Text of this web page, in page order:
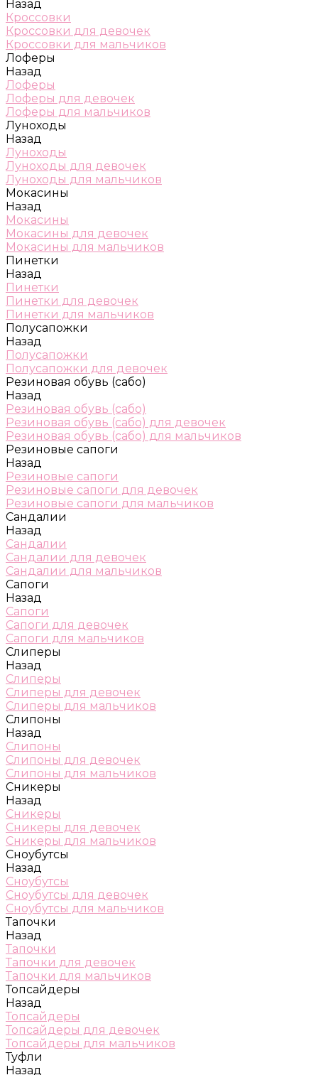
Назад
Кроссовки
Кроссовки для девочек
Кроссовки для мальчиков
Лоферы
Назад
Лоферы
Лоферы для девочек
Лоферы для мальчиков
Луноходы
Назад
Луноходы
Луноходы для девочек
Луноходы для мальчиков
Мокасины
Назад
Мокасины
Мокасины для девочек
Мокасины для мальчиков
Пинетки
Назад
Пинетки
Пинетки для девочек
Пинетки для мальчиков
Полусапожки
Назад
Полусапожки
Полусапожки для девочек
Резиновая обувь (сабо)
Назад
Резиновая обувь (сабо)
Резиновая обувь (сабо) для девочек
Резиновая обувь (сабо) для мальчиков
Резиновые сапоги
Назад
Резиновые сапоги
Резиновые сапоги для девочек
Резиновые сапоги для мальчиков
Сандалии
Назад
Сандалии
Сандалии для девочек
Сандалии для мальчиков
Сапоги
Назад
Сапоги
Сапоги для девочек
Сапоги для мальчиков
Слиперы
Назад
Слиперы
Слиперы для девочек
Слиперы для мальчиков
Слипоны
Назад
Слипоны
Слипоны для девочек
Слипоны для мальчиков
Сникеры
Назад
Сникеры
Сникеры для девочек
Сникеры для мальчиков
Сноубутсы
Назад
Сноубутсы
Сноубутсы для девочек
Сноубутсы для мальчиков
Тапочки
Назад
Тапочки
Тапочки для девочек
Тапочки для мальчиков
Топсайдеры
Назад
Топсайдеры
Топсайдеры для девочек
Топсайдеры для мальчиков
Туфли
Назад